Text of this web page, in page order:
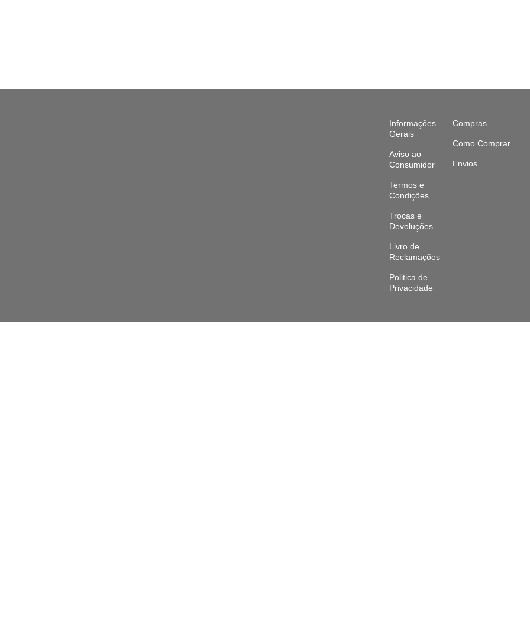
Informações
Gerais
Aviso ao
Consumidor
Termos e
Condições
Trocas e
Devoluções
Livro de
Reclamações
Politica de
Privacidade
Compras
Como Comprar
Envios